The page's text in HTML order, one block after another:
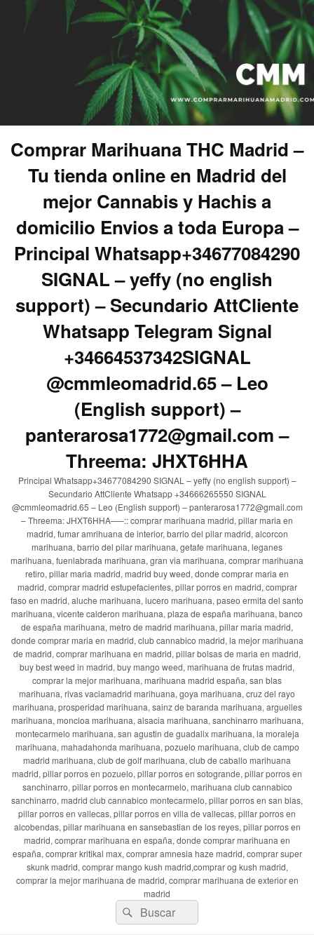
Comprar Marihuana THC Madrid –
Tu tienda online en Madrid del
mejor Cannabis y Hachis a
domicilio Envios a toda Europa –
Principal Whatsapp+34677084290
SIGNAL – yeffy (no english
support) – Secundario AttCliente
Whatsapp Telegram Signal
+34664537342SIGNAL
@cmmleomadrid.65 – Leo
(English support) –
panterarosa1772@gmail.com –
Threema: JHXT6HHA
Principal Whatsapp+34677084290 SIGNAL – yeffy (no english support) –
Secundario AttCliente Whatsapp +34666265550 SIGNAL
@cmmleomadrid.65 – Leo (English support) – panterarosa1772@gmail.com
– Threema: JHXT6HHA—–:: comprar marihuana madrid, pillar maria en
madrid, fumar amrihuana de interior, barrio del pilar madrid, alcorcon
marihuana, barrio del pilar marihuana, getafe marihuana, leganes
marihuana, fuenlabrada marihuana, gran via marihuana, comprar marihuana
retiro, pillar maria madrid, madrid buy weed, donde comprar maria en
madrid, comprar madrid estupefacientes, pillar porros en madrid, comprar
faso en madrid, aluche marihuana, lucero marihuana, paseo ermita del santo
marihuana, vicente calderon marihuana, plaza de españa marihuana, banco
de españa marihuana, metro de madrid marihuana, pillar maria madrid,
donde comprar maria en madrid, club cannabico madrid, la mejor marihuana
de madrid, comprar marihuana en madrid, pillar bolsas de maria en madrid,
buy best weed in madrid, buy mango weed, marihuana de frutas madrid,
comprar la mejor marihuana, marihuana madrid españa, san blas
marihuana, rivas vaciamadrid marihuana, goya marihuana, cruz del rayo
marihuana, prosperidad marihuana, sainz de baranda marihuana, arguelles
marihuana, moncloa marihuana, alsacia marihuana, sanchinarro marihuana,
montecarmelo marihuana, san agustin de guadalix marihuana, la moraleja
marihuana, mahadahonda marihuana, pozuelo marihuana, club de campo
madrid marihuana, club de golf marihuana, club de caballo marihuana
madrid, pillar porros en pozuelo, pillar porros en sotogrande, pillar porros en
sanchinarro, pillar porros en montecarmelo, marihuana club cannabico
sanchinarro, madrid club cannabico montecarmelo, pillar porros en san blas,
pillar porros en vallecas, pillar porros en villa de vallecas, pillar porros en
alcobendas, pillar marihuana en sansebastian de los reyes, pillar porros en
madrid, comprar marihuana en españa, donde comprar marihuana en
españa, comprar kritikal max, comprar amnesia haze madrid, comprar super
skunk madrid, comprar mango kush madrid,comprar og kush madrid,
comprar la mejor marihuana de madrid, comprar marihuana de exterior en
madrid
Buscar
por:
Buscar